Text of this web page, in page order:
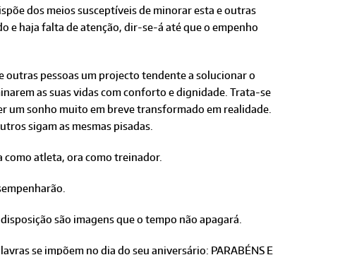
dos meios susceptíveis de minorar esta e outras
e haja falta de atenção, dir-se-á até que o empenho
outras pessoas um projecto tendente a solucionar o
as suas vidas com conforto e dignidade. Trata-se
um sonho muito em breve transformado em realidade.
sigam as mesmas pisadas.
como atleta, ora como treinador.
são imagens que o tempo não apagará.
se impõem no dia do seu aniversário: PARABÉNS E